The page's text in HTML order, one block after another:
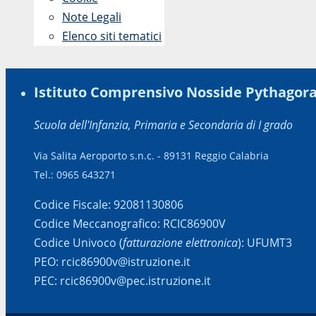
Note Legali
Elenco siti tematici
Istituto Comprensivo Nosside
Scuola dell'Infanzia, Primaria e Secondaria di I grado
Via Salita Aeroporto s.n.c. - 89131 Reggio Calabria
Tel.: 0965 643271
Codice Fiscale: 92081130806
Codice Meccanografico: RCIC86900V
Codice Univoco (fatturazione elettronica): UFUMT3
PEO: rcic86900v@istruzione.it
PEC: rcic86900v@pec.istruzione.it